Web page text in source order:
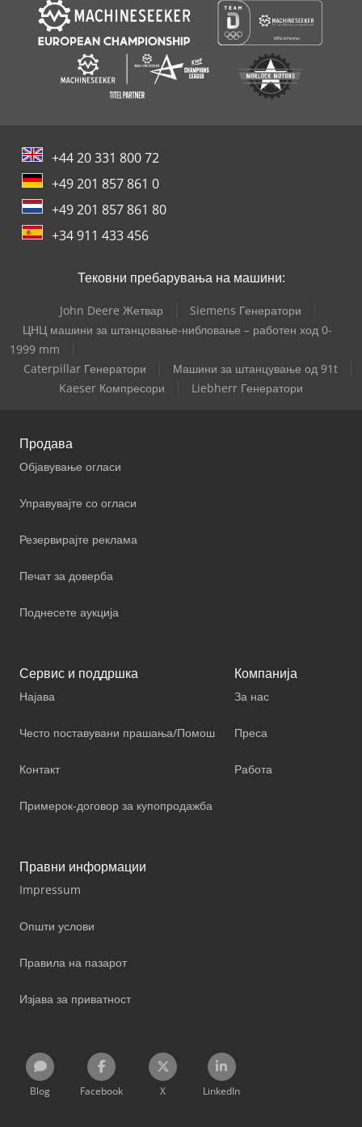
+44 20 331 800 72
+49 201 857 861 0
+49 201 857 861 80
+34 911 433 456
Тековни пребарувања на машини:
John Deere Жетвар
Siemens Генератори
ЦНЦ машини за штанцовање-нибловање – работен ход 0-
1999 mm
Caterpillar Генератори
Машини за штанцување од 91t
Kaeser Компресори
Liebherr Генератори
Продава
Објавување огласи
Управувајте со огласи
Резервирајте реклама
Печат за доверба
Поднесете аукција
Сервис и поддршка
Најава
Често поставувани прашања/Помош
Контакт
Примерок-договор за купопродажба
Компанија
За нас
Преса
Работа
Правни информации
Impressum
Општи услови
Правила на пазарот
Изјава за приватност
Blog Facebook X LinkedIn